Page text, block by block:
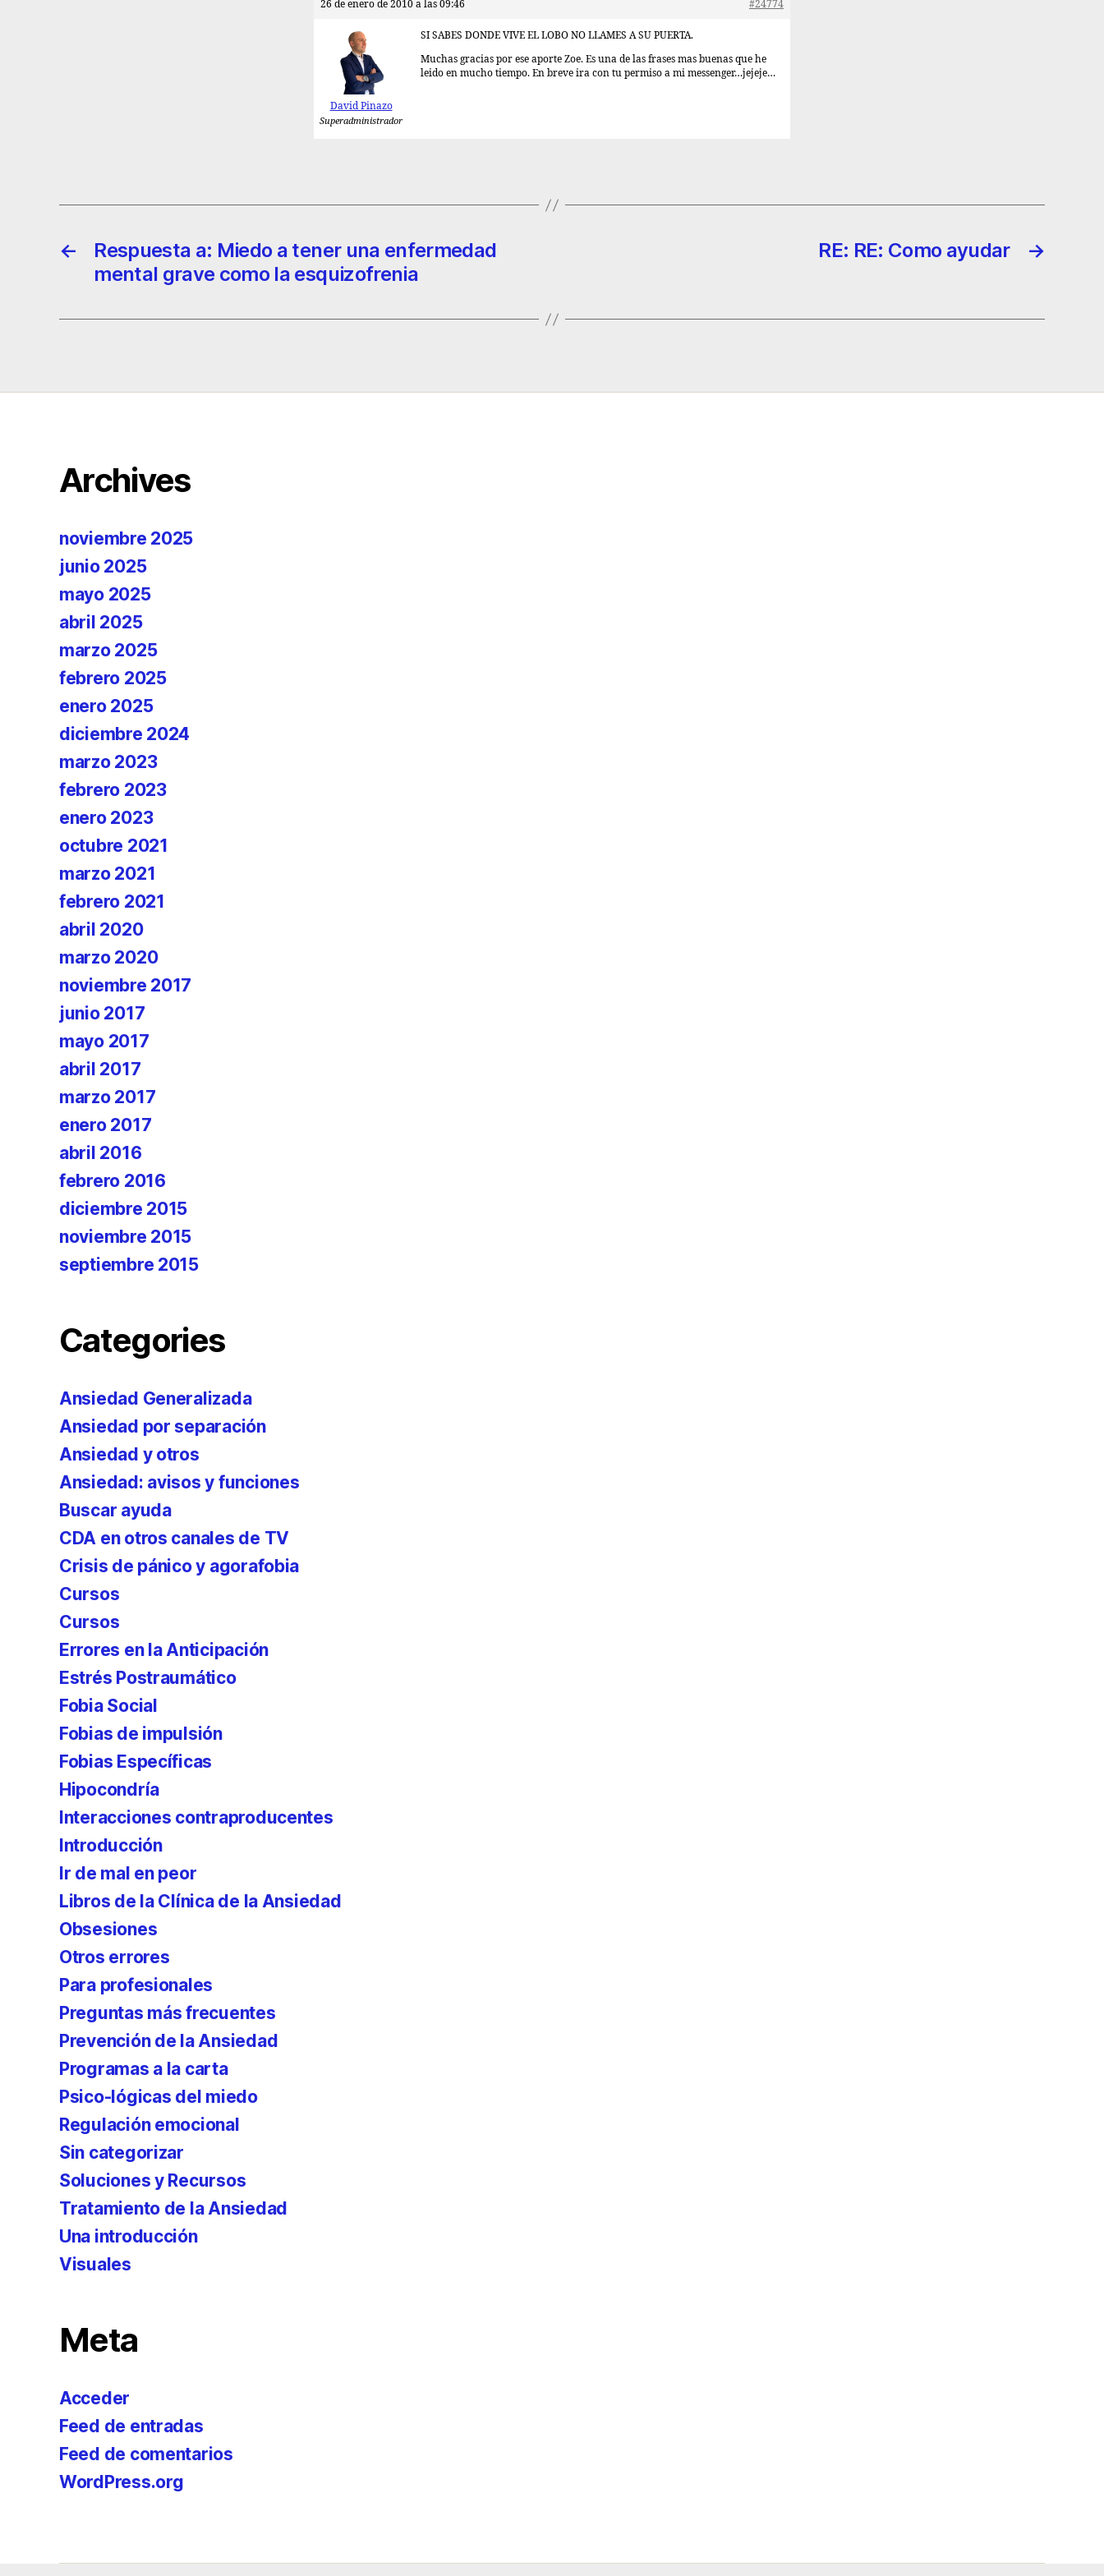
26 de enero de 2010 a las 09:46 #24774
David Pinazo
Superadministrador
SI SABES DONDE VIVE EL LOBO NO LLAMES A SU PUERTA.
Muchas gracias por ese aporte Zoe. Es una de las frases mas buenas que he
leido en mucho tiempo. En breve ira con tu permiso a mi messenger…jejeje…
←
Respuesta a: Miedo a tener una enfermedad
mental grave como la esquizofrenia
→
RE: RE: Como ayudar
Archives
noviembre 2025
junio 2025
mayo 2025
abril 2025
marzo 2025
febrero 2025
enero 2025
diciembre 2024
marzo 2023
febrero 2023
enero 2023
octubre 2021
marzo 2021
febrero 2021
abril 2020
marzo 2020
noviembre 2017
junio 2017
mayo 2017
abril 2017
marzo 2017
enero 2017
abril 2016
febrero 2016
diciembre 2015
noviembre 2015
septiembre 2015
Categories
Ansiedad Generalizada
Ansiedad por separación
Ansiedad y otros
Ansiedad: avisos y funciones
Buscar ayuda
CDA en otros canales de TV
Crisis de pánico y agorafobia
Cursos
Cursos
Errores en la Anticipación
Estrés Postraumático
Fobia Social
Fobias de impulsión
Fobias Específicas
Hipocondría
Interacciones contraproducentes
Introducción
Ir de mal en peor
Libros de la Clínica de la Ansiedad
Obsesiones
Otros errores
Para profesionales
Preguntas más frecuentes
Prevención de la Ansiedad
Programas a la carta
Psico-lógicas del miedo
Regulación emocional
Sin categorizar
Soluciones y Recursos
Tratamiento de la Ansiedad
Una introducción
Visuales
Meta
Acceder
Feed de entradas
Feed de comentarios
WordPress.org